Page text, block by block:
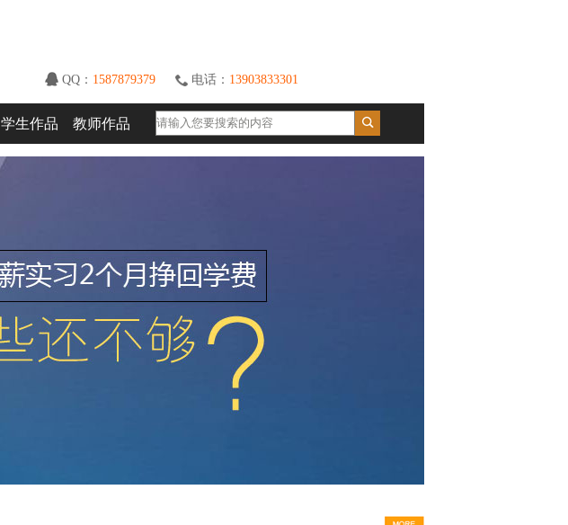
QQ： 1587879379 电话： 13903833301
学生作品 教师作品